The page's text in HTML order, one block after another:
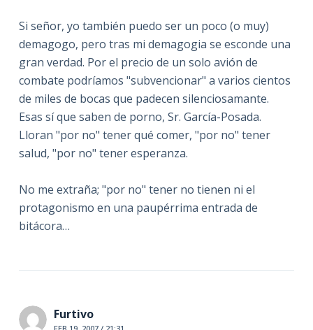
Si señor, yo también puedo ser un poco (o muy)
demagogo, pero tras mi demagogia se esconde una
gran verdad. Por el precio de un solo avión de
combate podríamos "subvencionar" a varios cientos
de miles de bocas que padecen silenciosamante.
Esas sí que saben de porno, Sr. García-Posada.
Lloran "por no" tener qué comer, "por no" tener
salud, "por no" tener esperanza.
No me extraña; "por no" tener no tienen ni el
protagonismo en una paupérrima entrada de
bitácora…
Furtivo